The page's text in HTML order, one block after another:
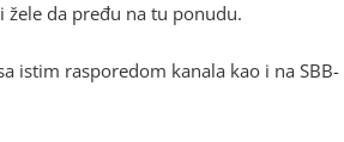
da pređu na tu ponudu.
istim rasporedom kanala kao i na SBB-